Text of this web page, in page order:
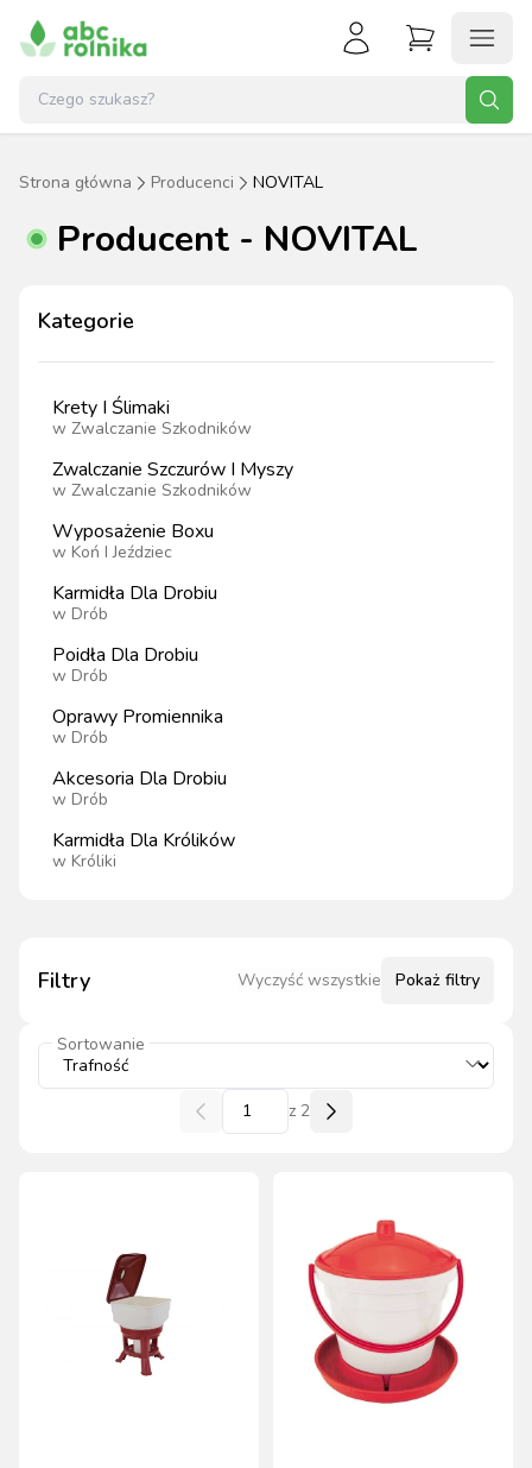
Strona główna Producenci NOVITAL
Producent - NOVITAL
Kategorie
Krety I Ślimaki
w Zwalczanie Szkodników
Zwalczanie Szczurów I Myszy
w Zwalczanie Szkodników
Wyposażenie Boxu
w Koń I Jeździec
Karmidła Dla Drobiu
w Drób
Poidła Dla Drobiu
w Drób
Oprawy Promiennika
w Drób
Akcesoria Dla Drobiu
w Drób
Karmidła Dla Królików
w Króliki
Filtry Wyczyść wszystkie Pokaż filtry
Sortowanie
z 2